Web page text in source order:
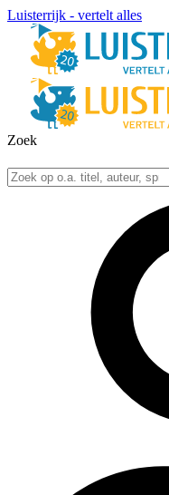
Luisterrijk - vertelt alles
Zoek